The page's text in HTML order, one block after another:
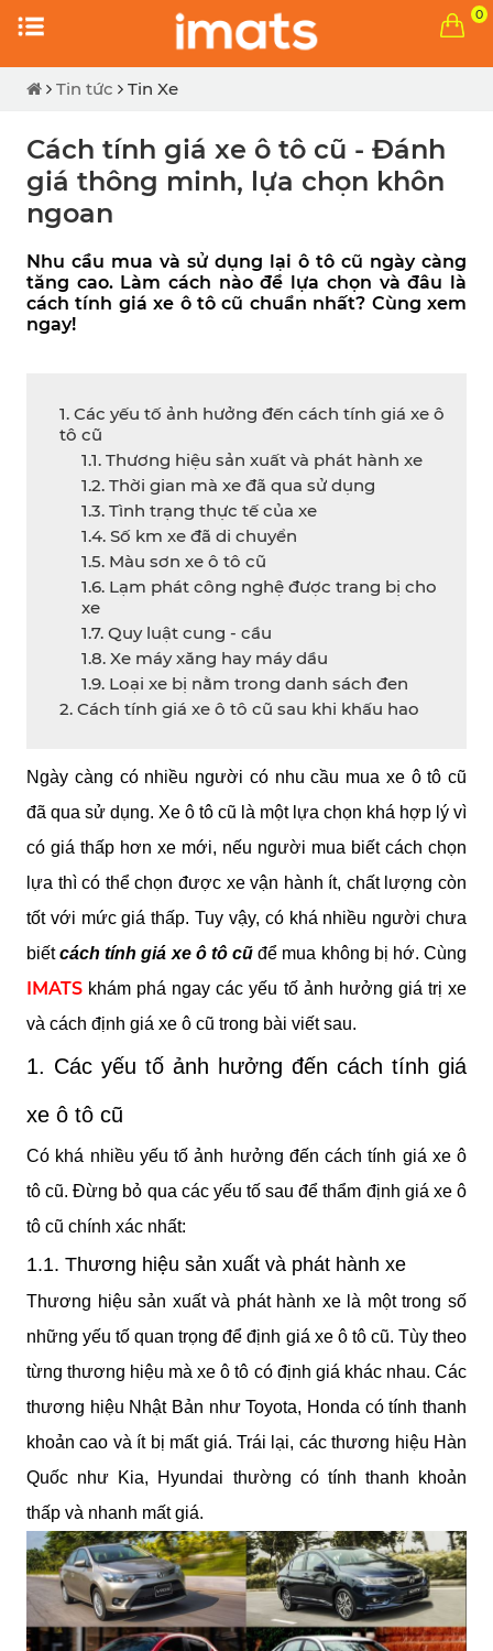
0
Tin tức Tin Xe
Cách tính giá xe ô tô cũ - Đánh
giá thông minh, lựa chọn khôn
ngoan
Nhu cầu mua và sử dụng lại ô tô cũ ngày càng
tăng cao. Làm cách nào để lựa chọn và đâu là
cách tính giá xe ô tô cũ chuẩn nhất? Cùng xem
ngay!
1. Các yếu tố ảnh hưởng đến cách tính giá xe ô
tô cũ
1.1. Thương hiệu sản xuất và phát hành xe
1.2. Thời gian mà xe đã qua sử dụng
1.3. Tình trạng thực tế của xe
1.4. Số km xe đã di chuyển
1.5. Màu sơn xe ô tô cũ
1.6. Lạm phát công nghệ được trang bị cho
xe
1.7. Quy luật cung - cầu
1.8. Xe máy xăng hay máy dầu
1.9. Loại xe bị nằm trong danh sách đen
2. Cách tính giá xe ô tô cũ sau khi khấu hao
Ngày càng có nhiều người có nhu cầu mua xe ô tô cũ
đã qua sử dụng. Xe ô tô cũ là một lựa chọn khá hợp lý vì
có giá thấp hơn xe mới, nếu người mua biết cách chọn
lựa thì có thể chọn được xe vận hành ít, chất lượng còn
tốt với mức giá thấp. Tuy vậy, có khá nhiều người chưa
biết cách tính giá xe ô tô cũ
IMATS khám phá ngay các yếu tố ảnh hưởng giá trị xe
và cách định giá xe ô cũ trong bài viết sau.
1. Các yếu tố ảnh hưởng đến cách tính giá
xe ô tô cũ
Có khá nhiều yếu tố ảnh hưởng đến cách tính giá xe ô
tô cũ. Đừng bỏ qua các yếu tố sau để thẩm định giá xe ô
tô cũ chính xác nhất:
1.1. Thương hiệu sản xuất và phát hành xe
Thương hiệu sản xuất và phát hành xe là một trong số
những yếu tố quan trọng để định giá xe ô tô cũ. Tùy theo
từng thương hiệu mà xe ô tô có định giá khác nhau. Các
thương hiệu Nhật Bản như Toyota, Honda có tính thanh
khoản cao và ít bị mất giá. Trái lại, các thương hiệu Hàn
Quốc như Kia, Hyundai thường có tính thanh khoản
thấp và nhanh mất giá.